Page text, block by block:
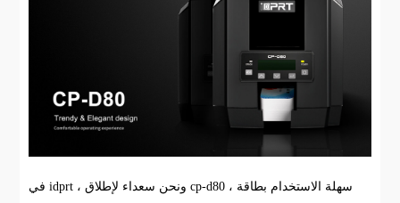
في idprt ، ونحن سعداء لإطلاق cp-d80 ، سهلة الاستخدام بطاقة